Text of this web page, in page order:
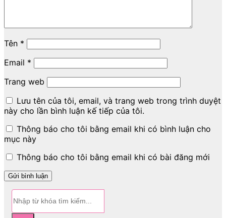
Tên *
Email *
Trang web
Lưu tên của tôi, email, và trang web trong trình duyệt
này cho lần bình luận kế tiếp của tôi.
Thông báo cho tôi bằng email khi có bình luận cho
mục này
Thông báo cho tôi bằng email khi có bài đăng mới